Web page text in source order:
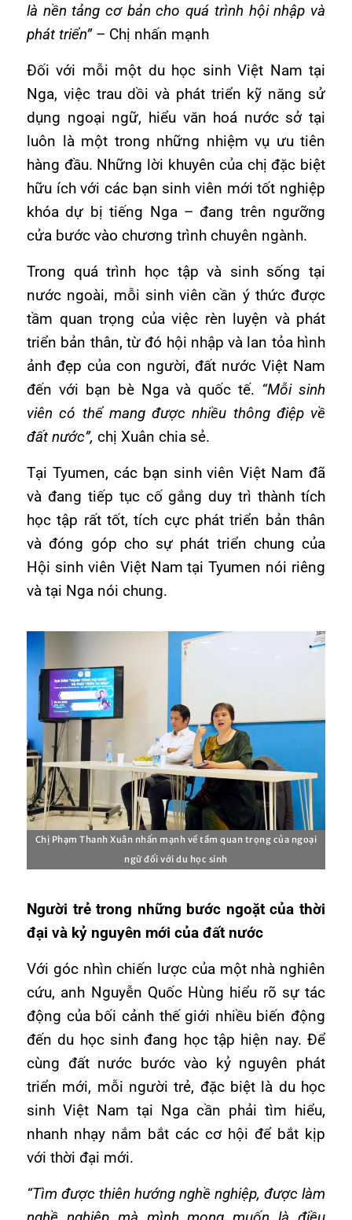
là nền tảng cơ bản cho quá trình hội nhập và
phát triển”– Chị nhấn mạnh
Đối với mỗi một du học sinh Việt Nam tại
Nga, việc trau dồi và phát triển kỹ năng sử
dụng ngoại ngữ, hiểu văn hoá nước sở tại
luôn là một trong những nhiệm vụ ưu tiên
hàng đầu. Những lời khuyên của chị đặc biệt
hữu ích với các bạn sinh viên mới tốt nghiệp
khóa dự bị tiếng Nga – đang trên ngưỡng
cửa bước vào chương trình chuyên ngành.
Trong quá trình học tập và sinh sống tại
nước ngoài, mỗi sinh viên cần ý thức được
tầm quan trọng của việc rèn luyện và phát
triển bản thân, từ đó hội nhập và lan tỏa hình
ảnh đẹp của con người, đất nước Việt Nam
đến với bạn bè Nga và quốc tế. “Mỗi sinh
viên có thể mang được nhiều thông điệp về
đất nước”, chị Xuân chia sẻ.
Tại Tyumen, các bạn sinh viên Việt Nam đã
và đang tiếp tục cố gắng duy trì thành tích
học tập rất tốt, tích cực phát triển bản thân
và đóng góp cho sự phát triển chung của
Hội sinh viên Việt Nam tại Tyumen nói riêng
và tại Nga nói chung.
Chị Phạm Thanh Xuân nhấn mạnh về tầm quan trọng của ngoại
ngữ đối với du học sinh
Người trẻ trong những bước ngoặt của thời
đại và kỷ nguyên mới của đất nước
Với góc nhìn chiến lược của một nhà nghiên
cứu, anh Nguyễn Quốc Hùng hiểu rõ sự tác
động của bối cảnh thế giới nhiều biến động
đến du học sinh đang học tập hiện nay. Để
cùng đất nước bước vào kỷ nguyên phát
triển mới, mỗi người trẻ, đặc biệt là du học
sinh Việt Nam tại Nga cần phải tìm hiểu,
nhanh nhạy nắm bắt các cơ hội để bắt kịp
với thời đại mới.
“Tìm được thiên hướng nghề nghiệp, được làm